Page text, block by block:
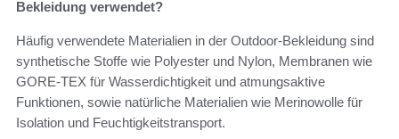
Bekleidung verwendet?
Häufig verwendete Materialien in der Outdoor-Bekleidung sind
synthetische Stoffe wie Polyester und Nylon, Membranen wie
GORE-TEX für Wasserdichtigkeit und atmungsaktive
Funktionen, sowie natürliche Materialien wie Merinowolle für
Isolation und Feuchtigkeitstransport.